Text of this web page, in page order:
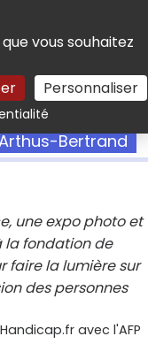
vous souhaitez
Personnaliser
Rechercher
Bertrand
une expo photo et
la fondation de
faire la lumière sur
des personnes
Handicap.fr avec l'AFP